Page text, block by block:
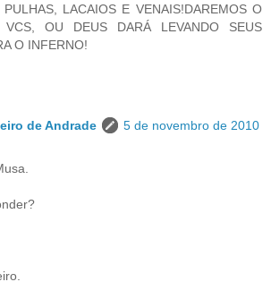
LACAIOS E VENAIS!DAREMOS O
OU DEUS DARÁ LEVANDO SEUS
O INFERNO!
de Andrade
5 de novembro de 2010